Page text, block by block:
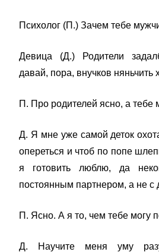
Психолог (П.) Зачем тебе
Девица (Д.) Родители
давай, пора, внучков няньчить
П. Про родителей ясно, а тебе
Д. Я мне уже самой деток
опереться и чтоб по попе
я готовить люблю, да
постоянным партнером, а не с
П. Ясно. А я то, чем тебе могу
Д. Научите меня уму